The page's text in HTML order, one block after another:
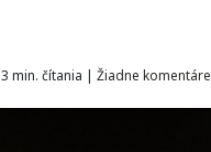
3 min. čítania | Žiadne komentáre